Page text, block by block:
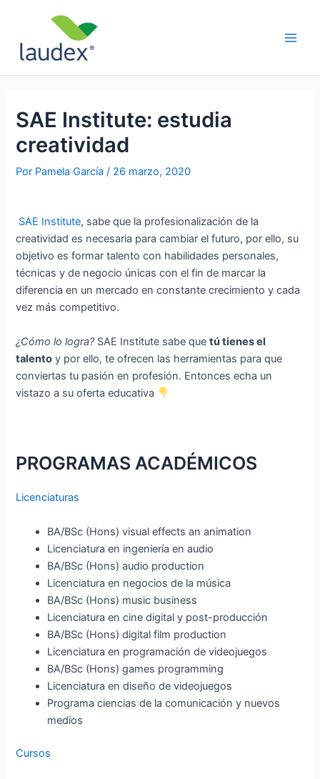
contenido
SAE Institute: estudia
creatividad
Por Pamela García/ 26 marzo, 2020
SAE Institute, sabe que la profesionalización de la
creatividad es necesaria para cambiar el futuro, por ello, su
objetivo es formar talento con habilidades personales,
técnicas y de negocio únicas con el fin de marcar la
diferencia en un mercado en constante crecimiento y cada
vez más competitivo.
¿Cómo lo logra?SAE Institute sabe quetú tienes el
talento y por ello, te ofrecen las herramientas para que
conviertas tu pasión en profesión. Entonces echa un
vistazo a su oferta educativa
PROGRAMAS ACADÉMICOS
Licenciaturas
BA/BSc (Hons) visual effects an animation
Licenciatura en ingeniería en audio
BA/BSc (Hons) audio production
Licenciatura en negocios de la música
BA/BSc (Hons) music business
Licenciatura en cine digital y post-producción
BA/BSc (Hons) digital film production
Licenciatura en programación de videojuegos
BA/BSc (Hons) games programming
Licenciatura en diseño de videojuegos
Programa ciencias de la comunicación y nuevos
medios
Cursos
entradas